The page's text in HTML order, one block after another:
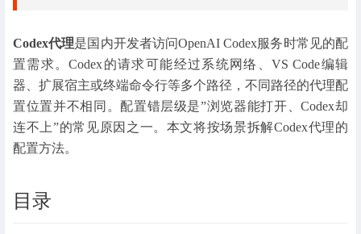
Codex代理是国内开发者访问OpenAI Codex服务时常见的配
置需求。Codex的请求可能经过系统网络、VS Code编辑
器、扩展宿主或终端命令行等多个路径，不同路径的代理配
置位置并不相同。配置错层级是”浏览器能打开、Codex却
连不上”的常见原因之一。本文将按场景拆解Codex代理的
配置方法。
目录